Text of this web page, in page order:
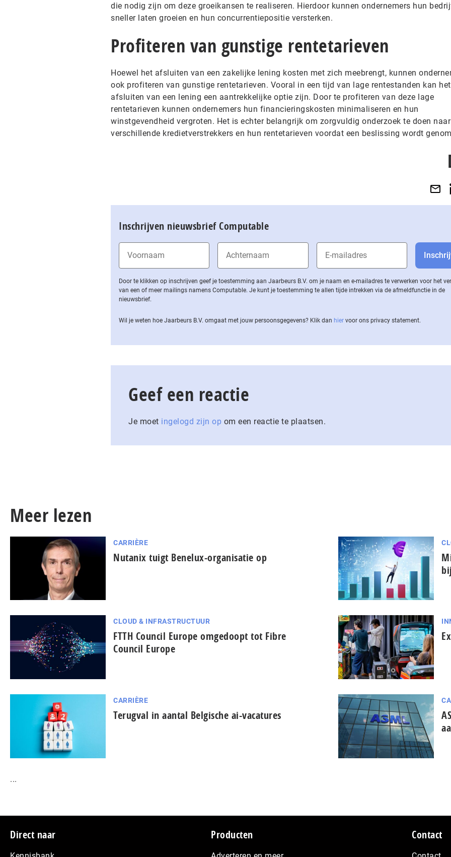
die nodig zijn om deze groeikansen te realiseren. Hierdoor kunnen ondernemers hun
sneller laten groeien en hun concurrentiepositie versterken.
Profiteren van gunstige rentetarieven
Hoewel het afsluiten van een zakelijke lening kosten met zich meebrengt, kunnen
ook profiteren van gunstige rentetarieven. Vooral in een tijd van lage rentestanden kan het
afsluiten van een lening een aantrekkelijke optie zijn. Door te profiteren van deze lage
rentetarieven kunnen ondernemers hun financieringskosten minimaliseren en hun
winstgevendheid vergroten. Het is echter belangrijk om zorgvuldig onderzoek te doen naar
verschillende kredietverstrekkers en hun rentetarieven voordat een beslissing wordt
Inschrijven nieuwsbrief Computable
Door te klikken op inschrijven geef je toestemming aan Jaarbeurs B.V. om je naam en e-mailadres te verwerken voor het
van een of meer mailings namens Computable. Je kunt je toestemming te allen tijde intrekken via de af­meld­func­tie in de
nieuwsbrief.
Wil je weten hoe Jaarbeurs B.V. omgaat met jouw per­soons­ge­ge­vens? Klik dan hier voor ons privacy statement.
Geef een reactie
Je moet ingelogd zijn op om een reactie te plaatsen.
Meer lezen
CARRIÈRE
Nutanix tuigt Benelux-organisatie op
CLOUD & INFRASTRUCTUUR
FTTH Council Europe omgedoopt tot Fibre
Council Europe
CARRIÈRE
Terugval in aantal Belgische ai-vacatures
...
Footer
Direct naar Producten Contact